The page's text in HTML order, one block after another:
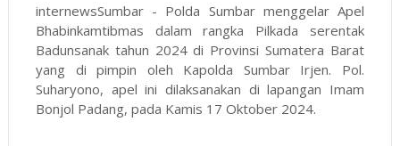
internewsSumbar - Polda Sumbar menggelar Apel
Bhabinkamtibmas dalam rangka Pilkada serentak
Badunsanak tahun 2024 di Provinsi Sumatera Barat
yang di pimpin oleh Kapolda Sumbar Irjen. Pol.
Suharyono, apel ini dilaksanakan di lapangan Imam
Bonjol Padang, pada Kamis 17 Oktober 2024.